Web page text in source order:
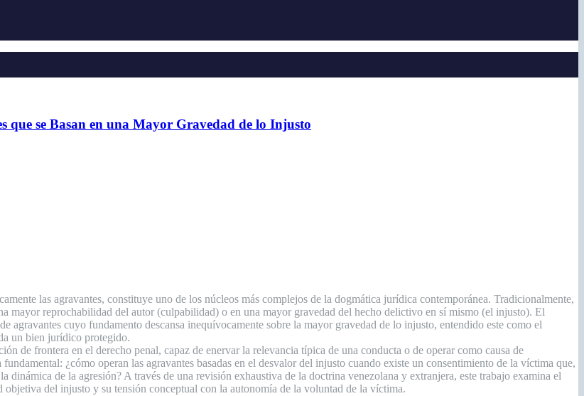
se Basan en una Mayor Gravedad de lo Injusto
las agravantes, constituye uno de los núcleos más complejos de la dogmática jurídica contemporánea. Tradicionalmente,
mayor reprochabilidad del autor (culpabilidad) o en una mayor gravedad del hecho delictivo en sí mismo (el injusto). El
agravantes cuyo fundamento descansa inequívocamente sobre la mayor gravedad de lo injusto, entendido este como el
un bien jurídico protegido.
de frontera en el derecho penal, capaz de enervar la relevancia típica de una conducta o de operar como causa de
¿cómo operan las agravantes basadas en el desvalor del injusto cuando existe un consentimiento de la víctima que,
de la agresión? A través de una revisión exhaustiva de la doctrina venezolana y extranjera, este trabajo examina el
del injusto y su tensión conceptual con la autonomía de la voluntad de la víctima.